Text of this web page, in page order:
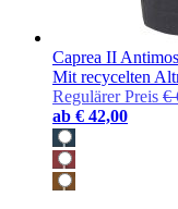
Caprea II
Mit recycelten
Regulärer Preis €
ab € 42,00